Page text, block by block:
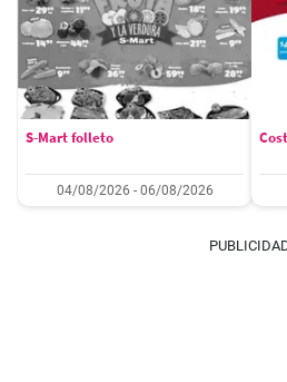
S-Mart folleto
04/08/2026 - 06/08/2026